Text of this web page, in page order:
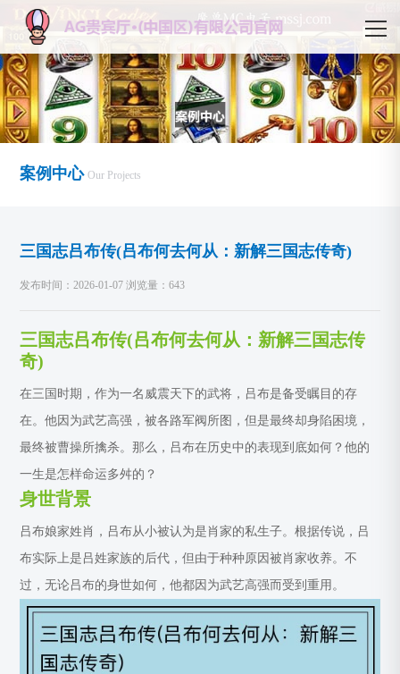
案例中心 Our Projects
三国志吕布传(吕布何去何从：新解三国志传奇)
发布时间：2026-01-07 浏览量：643
三国志吕布传(吕布何去何从：新解三国志传
奇)
在三国时期，作为一名威震天下的武将，吕布是备受瞩目的存
在。他因为武艺高强，被各路军阀所图，但是最终却身陷困境，
最终被曹操所擒杀。那么，吕布在历史中的表现到底如何？他的
一生是怎样命运多舛的？
身世背景
吕布娘家姓肖，吕布从小被认为是肖家的私生子。根据传说，吕
布实际上是吕姓家族的后代，但由于种种原因被肖家收养。不
过，无论吕布的身世如何，他都因为武艺高强而受到重用。